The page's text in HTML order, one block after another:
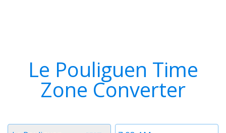
Le Pouliguen Time
Zone Converter
Time
Timezone